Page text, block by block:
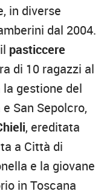
in diverse
dal 2004.
pasticcere
di 10 ragazzi al
gestione del
San Sepolcro,
, ereditata
a Città di
e la giovane
in Toscana